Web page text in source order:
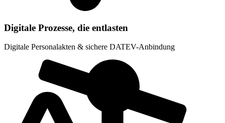
Digitale Prozesse, die entlasten
Digitale Personalakten & sichere DATEV-Anbindung